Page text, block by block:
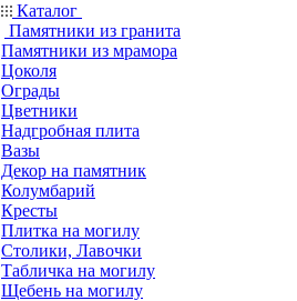
Каталог
Памятники из гранита
Памятники из мрамора
Цоколя
Ограды
Цветники
Надгробная плита
Вазы
Декор на памятник
Колумбарий
Кресты
Плитка на могилу
Столики, Лавочки
Табличка на могилу
Щебень на могилу